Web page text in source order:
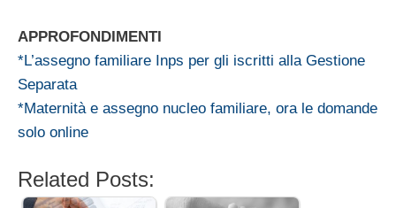
APPROFONDIMENTI
*L’assegno familiare Inps per gli iscritti alla Gestione
Separata
*Maternità e assegno nucleo familiare, ora le domande
solo online
Related Posts: